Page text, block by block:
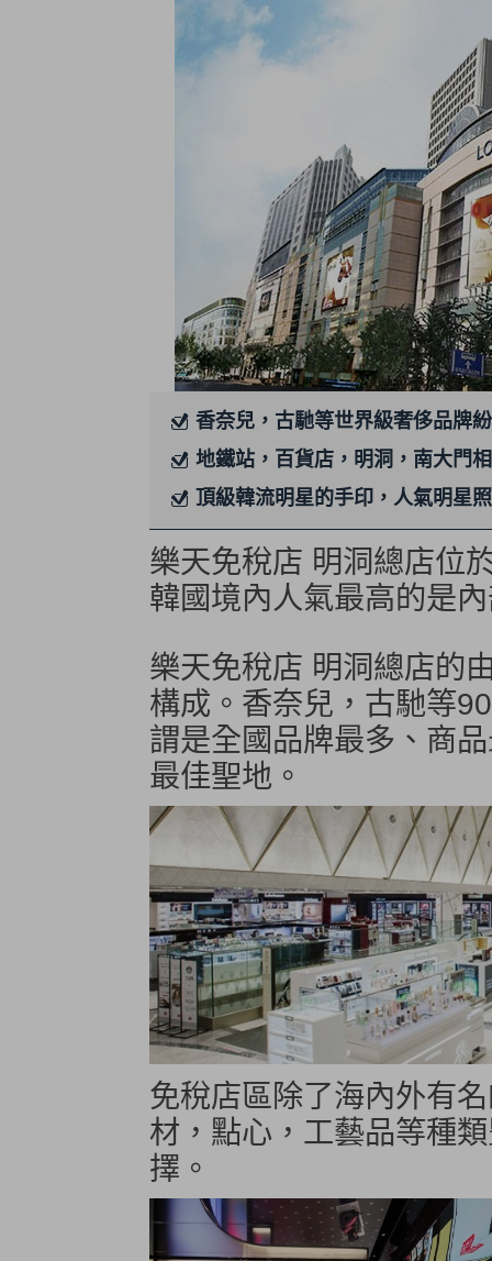
香奈兒，古馳等世界級奢侈品牌
地鐵站，百貨店，明洞，南大門
頂級韓流明星的手印，人氣明星
樂天免稅店 明洞總店位
韓國境內人氣最高的是
樂天免稅店 明洞總店的
構成。香奈兒，古馳等
謂是全國品牌最多、商
最佳聖地。
免稅店區除了海內外有
材，點心，工藝品等種
擇。